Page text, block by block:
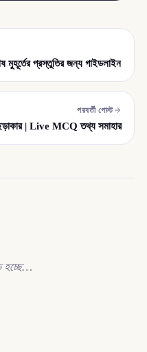
মুহূর্তের প্রস্তুতির জন্য গাইডলাইন
পরবর্তী পোস্ট
ছড়াকার | Live MCQ তথ্য সমাহার
হচ্ছে…